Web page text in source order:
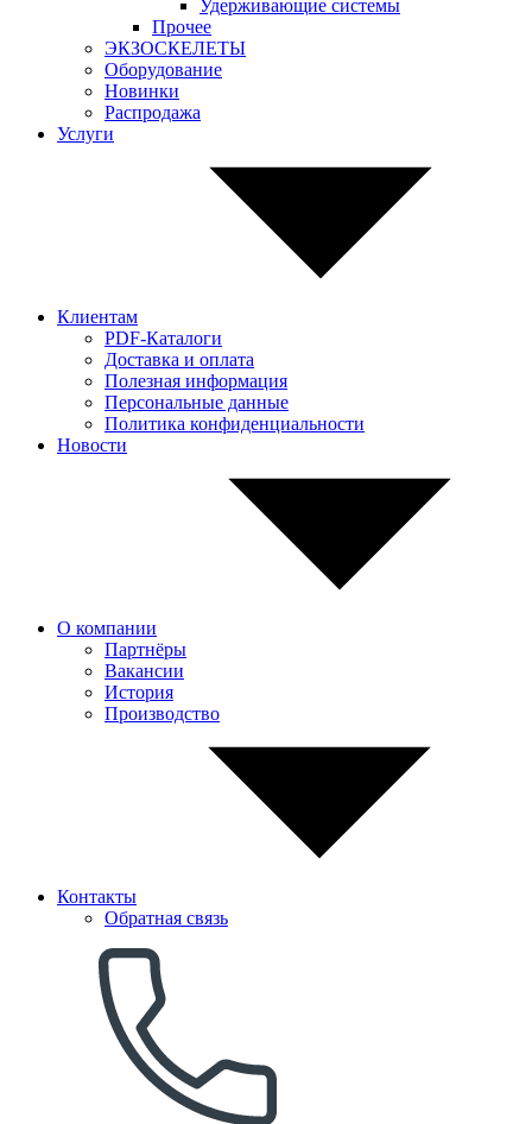
Удерживающие системы
Прочее
ЭКЗОСКЕЛЕТЫ
Оборудование
Новинки
Распродажа
Услуги
Клиентам
PDF-Каталоги
Доставка и оплата
Полезная информация
Персональные данные
Политика конфиденциальности
Новости
О компании
Партнёры
Вакансии
История
Производство
Контакты
Обратная связь